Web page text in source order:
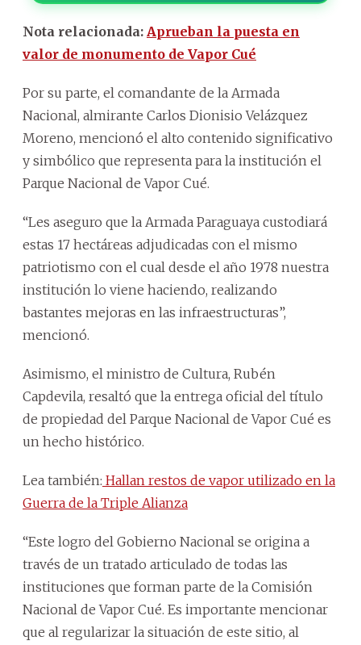
Nota relacionada: Aprueban la puesta en
valor de monumento de Vapor Cué
Por su parte, el comandante de la Armada
Nacional, almirante Carlos Dionisio Velázquez
Moreno, mencionó el alto contenido significativo
y simbólico que representa para la institución el
Parque Nacional de Vapor Cué.
“Les aseguro que la Armada Paraguaya custodiará
estas 17 hectáreas adjudicadas con el mismo
patriotismo con el cual desde el año 1978 nuestra
institución lo viene haciendo, realizando
bastantes mejoras en las infraestructuras”,
mencionó.
Asimismo, el ministro de Cultura, Rubén
Capdevila, resaltó que la entrega oficial del título
de propiedad del Parque Nacional de Vapor Cué es
un hecho histórico.
Lea también: Hallan restos de vapor utilizado en la
Guerra de la Triple Alianza
“Este logro del Gobierno Nacional se origina a
través de un tratado articulado de todas las
instituciones que forman parte de la Comisión
Nacional de Vapor Cué. Es importante mencionar
que al regularizar la situación de este sitio, al